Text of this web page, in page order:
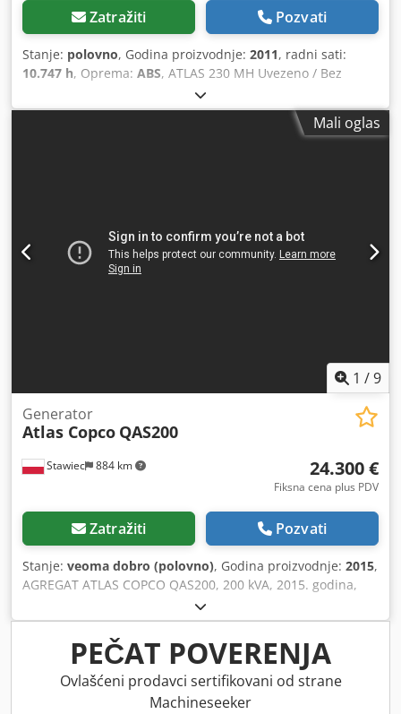
Zatražiti Pozvati
Stanje: polovno, Godina proizvodnje: 2011, radni sati:
10.747 h, Oprema: ABS, ATLAS 230 MH Uvezeno / Bez
nezgoda U VEOMA DOBROM STANJU! ? GODINA
PROIZVODNJE: 2011 ? RADNI SATI: 10.747 sati TEL: * KUBA -
POLJSKI, ENGLESKI, NEMAČKI, ITALIJANSKI * SEBASTIAN -
Mali oglas
1 /9
Stawiec 884 km
Generator
Atlas Copco QAS200
24.300 €
Fiksna cena plus PDV
Zatražiti Pozvati
Stanje: veoma dobro (polovno), Godina proizvodnje: 2015,
AGREGAT ATLAS COPCO QAS200, 200 kVA, 2015. godina,
nakon servisa. Tehnički podaci: Snaga: 200 kVA (160 kW);
Dwjdjzp H T Hepfx Akloa Godina proizvodnje: 2015; Motor:
VOLVO PENTA Radni sati: 3705 sati Agregat je potpuno
ispravan. Neto cena: 105.000 PLN Bruto cena: 129.150 PLN
Link do videa u nastavku.
PEČAT POVERENJA
Ovlašćeni prodavci sertifikovani od strane
Machineseeker